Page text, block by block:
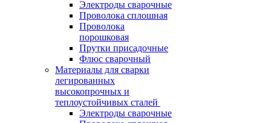
Электроды сварочные
Проволока сплошная
Проволока
порошковая
Прутки присадочные
Флюс сварочный
Материалы для сварки
легированных
высокопрочных и
теплоустойчивых сталей
Электроды сварочные